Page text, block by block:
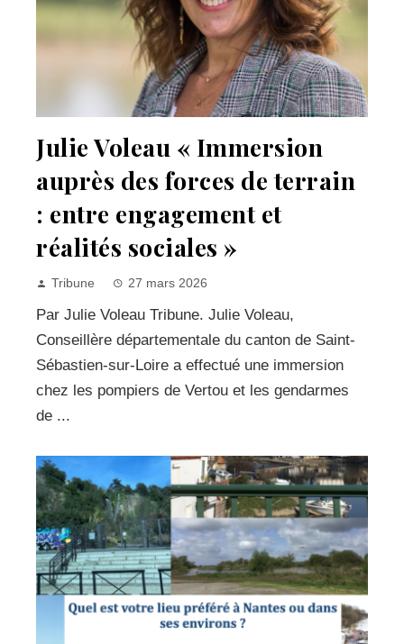
Julie Voleau « Immersion
auprès des forces de terrain
: entre engagement et
réalités sociales »
Tribune 27 mars 2026
Par Julie Voleau Tribune. Julie Voleau,
Conseillère départementale du canton de Saint-
Sébastien-sur-Loire a effectué une immersion
chez les pompiers de Vertou et les gendarmes
de ...